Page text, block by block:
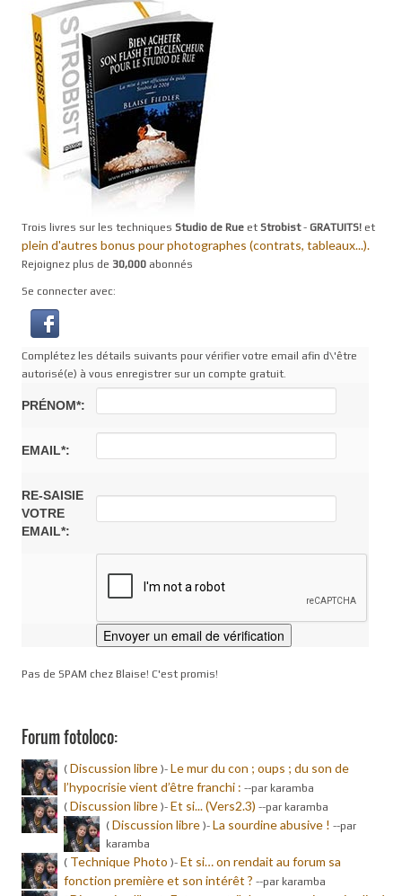
Trois livres sur les techniques Studio de Rue et Strobist- GRATUITS! et
plein d'autres bonus pour photographes (contrats, tableaux...).
Rejoignez plus de 30,000 abonnés
Se connecter avec:
Complétez les détails suivants pour vérifier votre email afin d\'être
autorisé(e) à vous enregistrer sur un compte gratuit.
PRÉNOM*:
EMAIL*:
RE-SAISIE
VOTRE
EMAIL*:
Pas de SPAM chez Blaise! C'est promis!
Forum fotoloco:
( Discussion libre )- Le mur du con ; oups ; du son de
l’hypocrisie vient d’être franchi : --par karamba
( Discussion libre )- Et si... (Vers2.3) --par karamba
( Discussion libre )- La sourdine abusive ! --par
karamba
( Technique Photo )- Et si… on rendait au forum sa
fonction première et son intérêt ? --par karamba